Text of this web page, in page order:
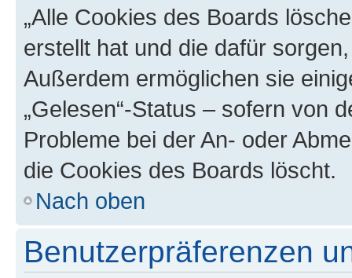
„Alle Cookies des Boards
erstellt hat und die dafür
Außerdem ermöglichen sie
„Gelesen“-Status – sofern von
Probleme bei der An- oder
die Cookies des Boards löscht.
Nach oben
Benutzerpräferenzen